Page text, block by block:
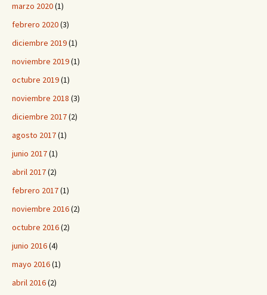
marzo 2020(1)
febrero 2020(3)
diciembre 2019(1)
noviembre 2019(1)
octubre 2019(1)
noviembre 2018 (3)
diciembre 2017(2)
agosto 2017(1)
junio 2017(1)
abril 2017(2)
febrero 2017(1)
noviembre 2016(2)
octubre 2016(2)
junio 2016(4)
mayo 2016(1)
abril 2016(2)